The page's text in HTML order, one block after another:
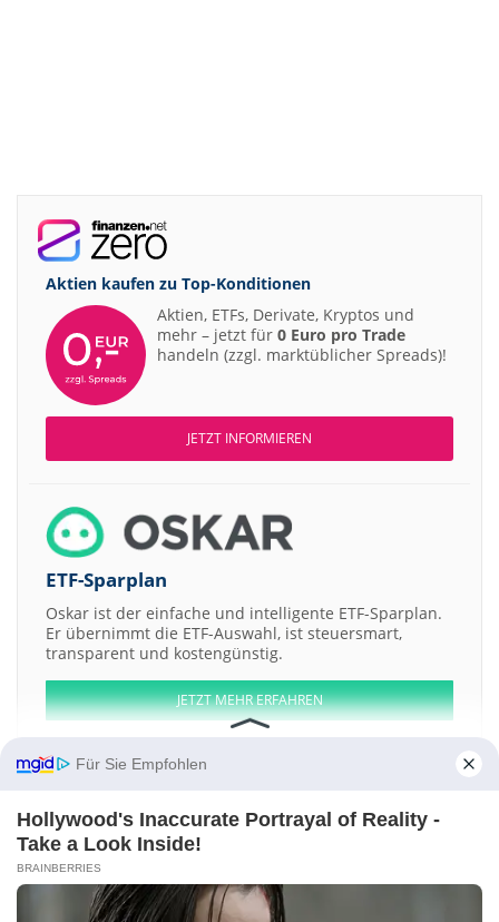
Aktien kaufen zu Top-Konditionen
Aktien, ETFs, Derivate, Kryptos und
mehr – jetzt für 0 Euro pro Trade
handeln (zzgl. marktüblicher Spreads)!
JETZT INFORMIEREN
ETF-Sparplan
Oskar ist der einfache und intelligente ETF-Sparplan.
Er übernimmt die ETF-Auswahl, ist steuersmart,
transparent und kostengünstig.
JETZT MEHR ERFAHREN
Aktien ATX DAX EuroStoxx 50 Dow Jones NASDAQ 100 Nikkei 225
Weitere Aktien:
Mach Natural Resources LP Representing
Für Sie Empfohlen
Hollywood's Inaccurate Portrayal of Reality -
Take a Look Inside!
BRAINBERRIES